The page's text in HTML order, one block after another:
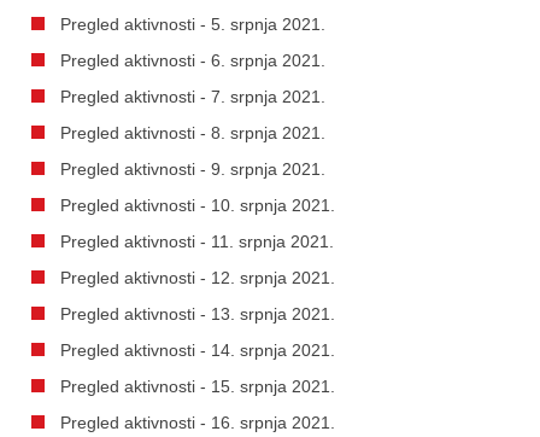
Pregled aktivnosti - 5. srpnja 2021.
Pregled aktivnosti - 6. srpnja 2021.
Pregled aktivnosti - 7. srpnja 2021.
Pregled aktivnosti - 8. srpnja 2021.
Pregled aktivnosti - 9. srpnja 2021.
Pregled aktivnosti - 10. srpnja 2021.
Pregled aktivnosti - 11. srpnja 2021.
Pregled aktivnosti - 12. srpnja 2021.
Pregled aktivnosti - 13. srpnja 2021.
Pregled aktivnosti - 14. srpnja 2021.
Pregled aktivnosti - 15. srpnja 2021.
Pregled aktivnosti - 16. srpnja 2021.